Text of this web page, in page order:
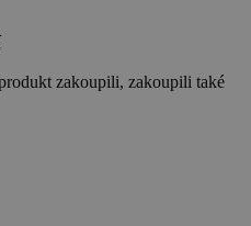
zakoupili, zakoupili také